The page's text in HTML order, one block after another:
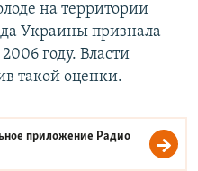
на территории
Украины признала
году. Власти
такой оценки.
приложение Радио